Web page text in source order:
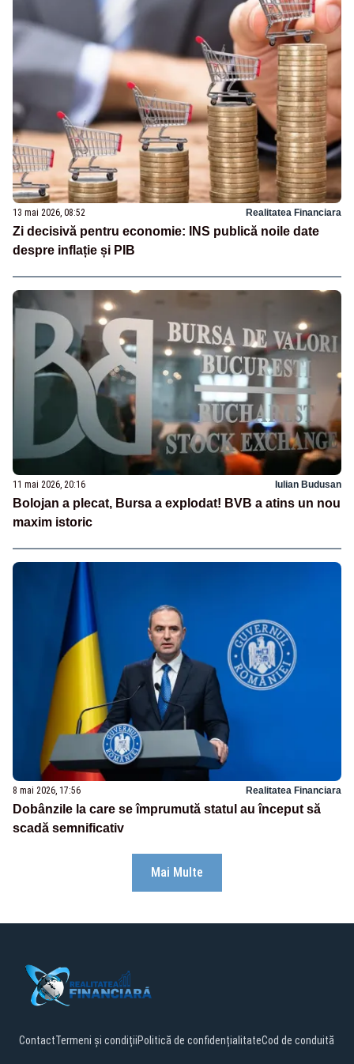
13 mai 2026, 08:52 Realitatea Financiara
Zi decisivă pentru economie: INS publică noile date
despre inflație și PIB
11 mai 2026, 20:16 Iulian Budusan
Bolojan a plecat, Bursa a explodat! BVB a atins un nou
maxim istoric
8 mai 2026, 17:56 Realitatea Financiara
Dobânzile la care se împrumută statul au început să
scadă semnificativ
Mai Multe
ContactTermeni și condițiiPolitică de confidențialitateCod de conduită